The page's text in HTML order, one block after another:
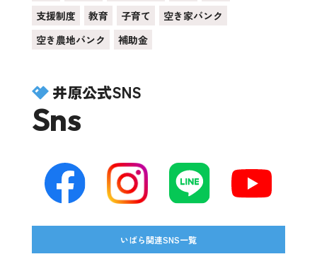
支援制度
教育 子育て
空き家バンク
空き農地バンク
補助金
井原公式SNS
Sns
いばら関連SNS一覧